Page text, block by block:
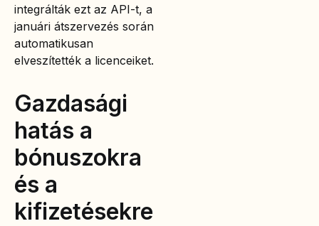
integrálták ezt az API-t, a
januári átszervezés során
automatikusan
elveszítették a licenceiket.
Gazdasági
hatás a
bónuszokra
és a
kifizetésekre